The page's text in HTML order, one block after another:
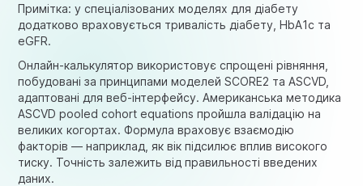
Примітка: у спеціалізованих моделях для діабету
додатково враховується тривалість діабету, HbA1c та
eGFR.
Онлайн-калькулятор використовує спрощені рівняння,
побудовані за принципами моделей SCORE2 та ASCVD,
адаптовані для веб-інтерфейсу. Американська методика
ASCVD pooled cohort equations пройшла валідацію на
великих когортах. Формула враховує взаємодію
факторів — наприклад, як вік підсилює вплив високого
тиску. Точність залежить від правильності введених
даних.